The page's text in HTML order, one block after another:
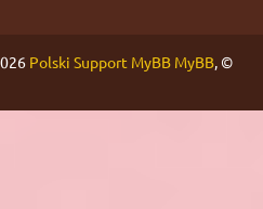
Polski Support MyBB MyBB, ©